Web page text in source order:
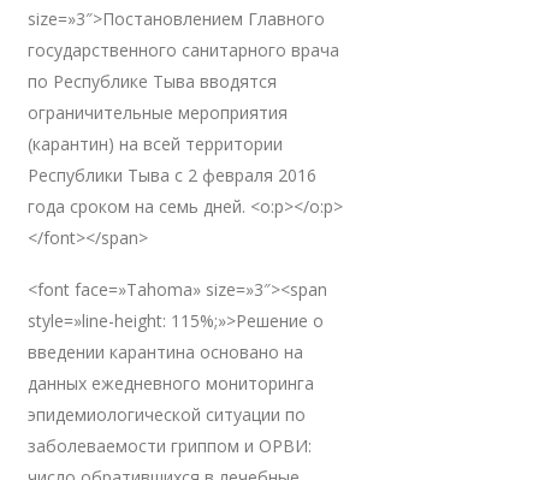
size=»3″>Постановлением Главного
государственного санитарного врача
по Республике Тыва вводятся
ограничительные мероприятия
(карантин) на всей территории
Республики Тыва с 2 февраля 2016
года сроком на семь дней. <o:p></o:p>
</font></span>
<font face=»Tahoma» size=»3″><span
style=»line-height: 115%;»>Решение о
введении карантина основано на
данных ежедневного мониторинга
эпидемиологической ситуации по
заболеваемости гриппом и ОРВИ: